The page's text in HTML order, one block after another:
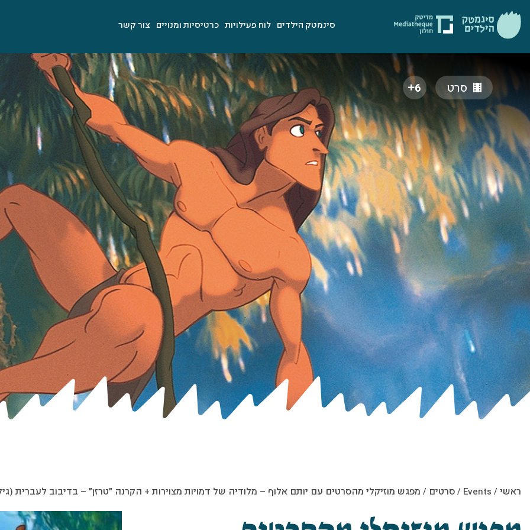
סינמטק הילדים לוח פעילויות כרטיסיות ומנויים צור קשר
סרט 6
ראשי /
Events
/ סרטים / מפגש מוזיקלי מהסרטים עם יותם אלוף – מלודיה של דמויות מצוירות + הקרנה ״טרזן״ – בדיבוב לעברית (גילי